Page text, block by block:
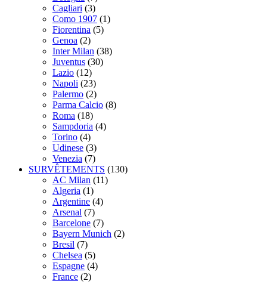
Cagliari (3)
Como 1907 (1)
Fiorentina (5)
Genoa (2)
Inter Milan (38)
Juventus (30)
Lazio (12)
Napoli (23)
Palermo (2)
Parma Calcio (8)
Roma (18)
Sampdoria (4)
Torino (4)
Udinese (3)
Venezia (7)
SURVÊTEMENTS (130)
AC Milan (11)
Algeria (1)
Argentine (4)
Arsenal (7)
Barcelone (7)
Bayern Munich (2)
Bresil (7)
Chelsea (5)
Espagne (4)
France (2)